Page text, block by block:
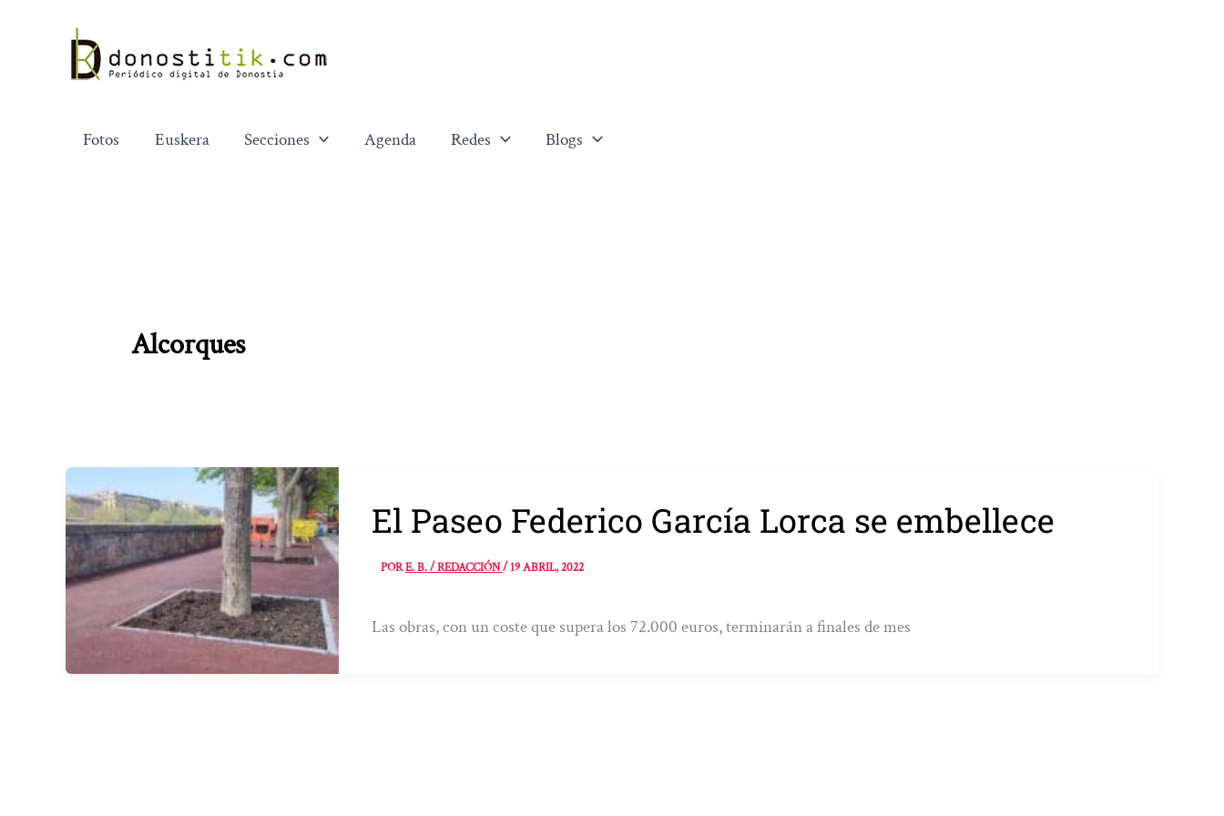
contenido
Fotos Euskera Secciones Agenda Redes Blogs
Alcorques
El Paseo Federico García Lorca se embellece
PORE. B. / REDACCIÓN/19 ABRIL, 2022
Las obras, con un coste que supera los 72.000 euros, terminarán a finales de mes